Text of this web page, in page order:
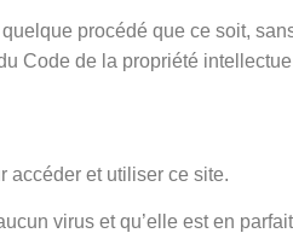
procédé que ce soit,
Code de la propriété
accéder et utiliser ce site.
virus et qu’elle est en